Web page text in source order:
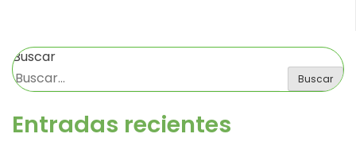
Buscar
Buscar
Entradas recientes